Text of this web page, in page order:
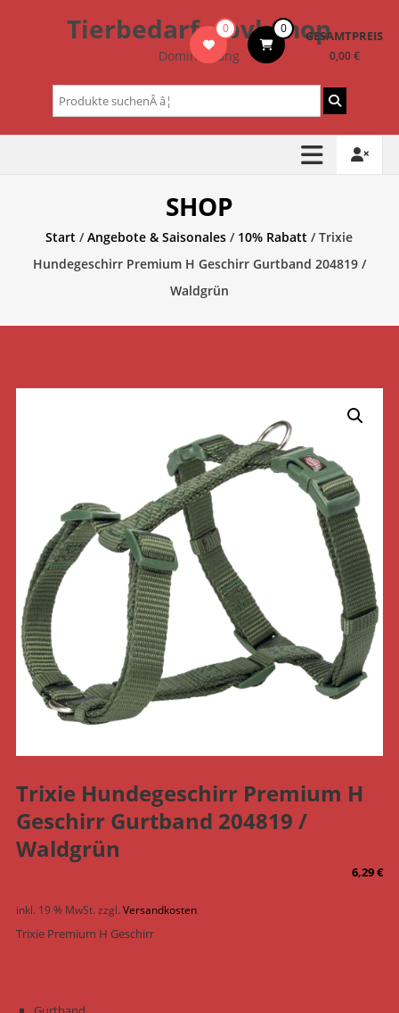
Tierbedarf – bvl-Shop
Dominik Lang
0 0 GESAMTPREIS
0,00 €
Suchen
nach:
SHOP
Start /Angebote & Saisonales / 10% Rabatt / Trixie
Hundegeschirr Premium H Geschirr Gurtband 204819 /
Waldgrün
Trixie Hundegeschirr Premium H
Geschirr Gurtband 204819 /
Waldgrün
6,29€
inkl. 19 % MwSt. zzgl. Versandkosten
Trixie Premium H Geschirr